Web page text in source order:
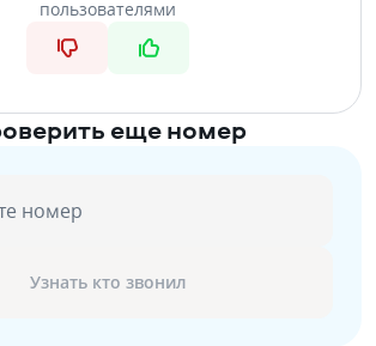
пользователями
еще номер
номер
Узнать кто звонил